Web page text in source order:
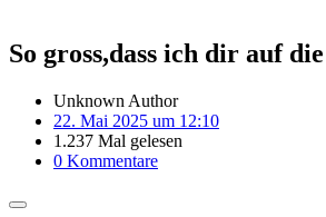
So gross,dass ich dir auf
Unknown Author
22. Mai 2025 um 12:10
1.237 Mal gelesen
0 Kommentare